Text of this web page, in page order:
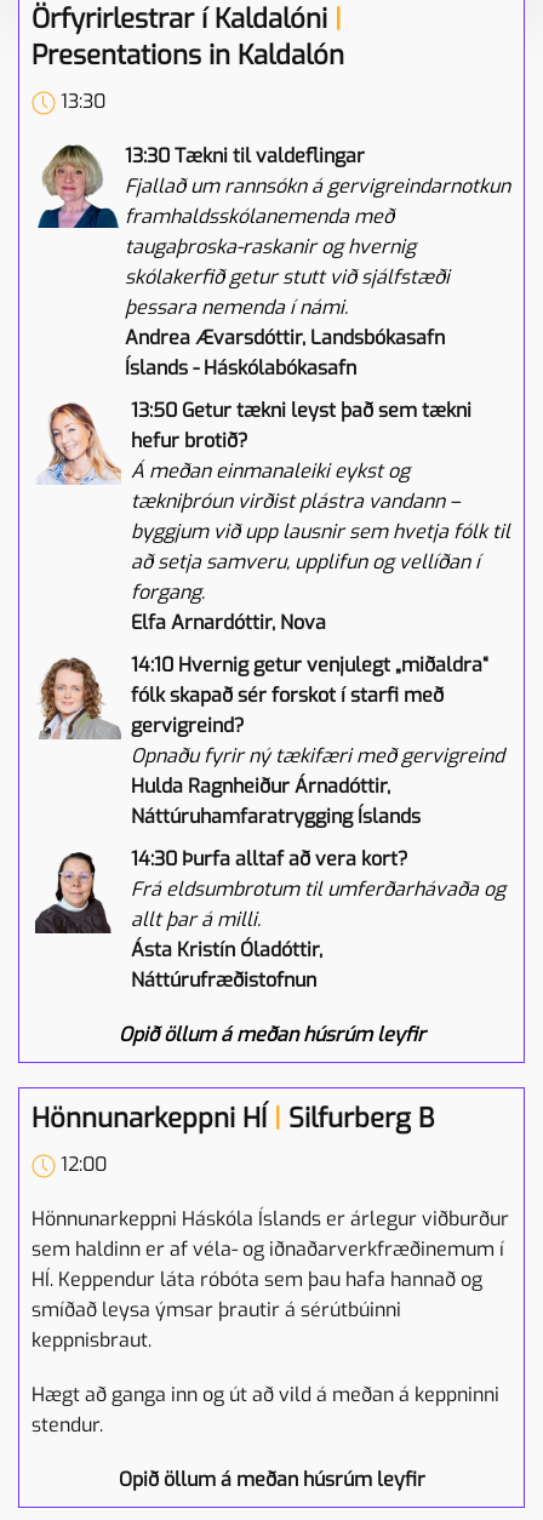
Örfyrirlestrar í Kaldalóni |
Presentations in Kaldalón
13:30
13:30 Tækni til valdeflingar
Fjallað um rannsókn á gervigreindarnotkun
framhaldsskólanemenda með
taugaþroska-raskanir og hvernig
skólakerfið getur stutt við sjálfstæði
þessara nemenda í námi.
Andrea Ævarsdóttir, Landsbókasafn
Íslands - Háskólabókasafn
13:50 Getur tækni leyst það sem tækni
hefur brotið?
Á meðan einmanaleiki eykst og
tækniþróun virðist plástra vandann –
byggjum við upp lausnir sem hvetja fólk til
að setja samveru, upplifun og vellíðan í
forgang.
Elfa Arnardóttir, Nova
14:10 Hvernig getur venjulegt „miðaldra“
fólk skapað sér forskot í starfi með
gervigreind?
Opnaðu fyrir ný tækifæri með gervigreind
Hulda Ragnheiður Árnadóttir,
Náttúruhamfaratrygging Íslands
14:30 Þurfa alltaf að vera kort?
Frá eldsumbrotum til umferðarhávaða og
allt þar á milli.
Ásta Kristín Óladóttir,
Náttúrufræðistofnun
Opið öllum á meðan húsrúm leyfir
Hönnunarkeppni HÍ | Silfurberg B
12:00
Hönnunarkeppni Háskóla Íslands er árlegur viðburður
sem haldinn er af véla- og iðnaðarverkfræðinemum í
HÍ. Keppendur láta róbóta sem þau hafa hannað og
smíðað leysa ýmsar þrautir á sérútbúinni
keppnisbraut.
Hægt að ganga inn og út að vild á meðan á keppninni
stendur.
Opið öllum á meðan húsrúm leyfir